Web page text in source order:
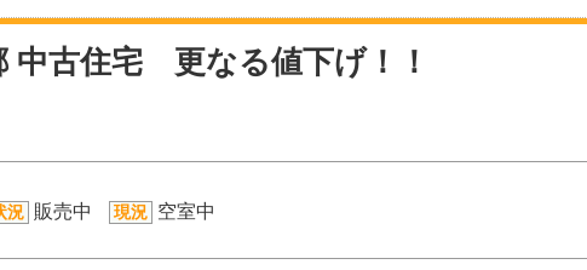
中古住宅 更なる値下げ！！
況 販売中 現況 空室中